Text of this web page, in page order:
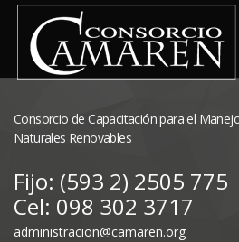
Consorcio de Capacitación para el
Naturales Renovables
Fijo: (593 2) 2505 775
Cel: 098 302 3717
administracion@camaren.org